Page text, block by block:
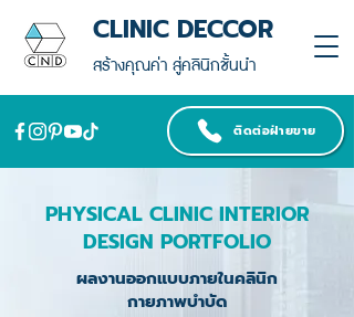
สร้างคุณค่า สู่คลินิกชั้นนำ
CLINIC DECCOR
ติดต่อฝ่ายขาย
PHYSICAL CLINIC INTERIOR
DESIGN PORTFOLIO
ผลงานออกแบบภายในคลินิก
กายภาพบำบัด